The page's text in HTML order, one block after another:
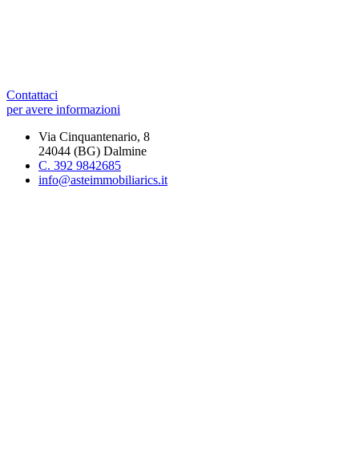
Contattaci
per avere informazioni
Via Cinquantenario, 8
24044 (BG) Dalmine
C. 392 9842685
info@asteimmobiliarics.it